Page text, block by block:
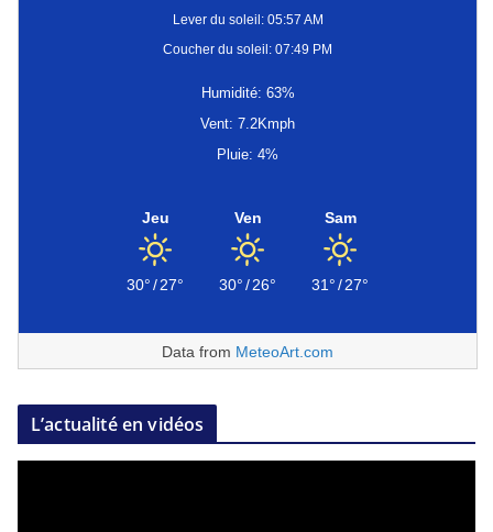
Lever du soleil: 05:57 AM
Coucher du soleil: 07:49 PM
Humidité: 63%
Vent: 7.2Kmph
Pluie: 4%
Jeu
30°/27°
Ven
30°/26°
Sam
31°/27°
Data from MeteoArt.com
L’actualité en vidéos